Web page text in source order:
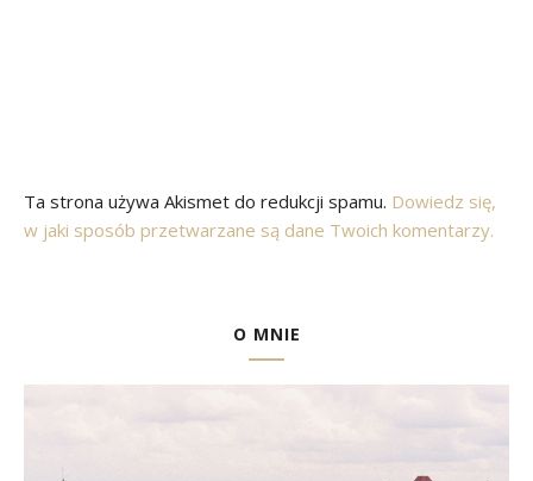
Ta strona używa Akismet do redukcji spamu. Dowiedz się,
w jaki sposób przetwarzane są dane Twoich komentarzy.
O MNIE